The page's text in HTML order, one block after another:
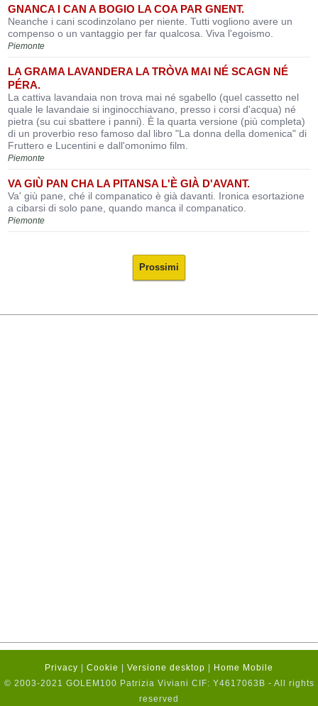
GNANCA I CAN A BOGIO LA COA PAR GNENT.
Neanche i cani scodinzolano per niente. Tutti vogliono avere un
compenso o un vantaggio per far qualcosa. Viva l'egoismo.
Piemonte
LA GRAMA LAVANDERA LA TRÒVA MAI NÉ SCAGN NÉ
PÉRA.
La cattiva lavandaia non trova mai né sgabello (quel cassetto nel
quale le lavandaie si inginocchiavano, presso i corsi d'acqua) né
pietra (su cui sbattere i panni). È la quarta versione (più completa)
di un proverbio reso famoso dal libro "La donna della domenica" di
Fruttero e Lucentini e dall'omonimo film.
Piemonte
VA GIÙ PAN CHA LA PITANSA L'È GIÀ D'AVANT.
Va' giù pane, ché il companatico è già davanti. Ironica esortazione
a cibarsi di solo pane, quando manca il companatico.
Piemonte
Prossimi
Privacy Cookie Versione desktop
Home Mobile
© 2003-2021 GOLEM100 Patrizia Viviani CIF: Y4617063B - All rights
reserved